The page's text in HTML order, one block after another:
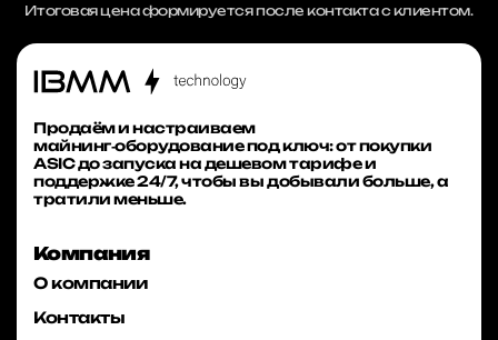
Итоговая цена формируется после контакта с клиентом.
Продаём и настраиваем
майнинг‑оборудование под ключ: от покупки
ASIC до запуска на дешевом тарифе и
поддержке 24/7, чтобы вы добывали больше, а
тратили меньше.
Компания
О компании
Контакты